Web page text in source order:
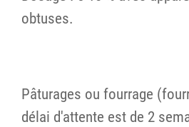
obtuses.
Pâturages ou fourrage
délai d'attente est de 2